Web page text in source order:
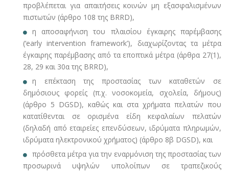
προβλέπεται για απαιτήσεις κοινών μη εξασφαλισμένων
πιστωτών (άρθρο 108 της BRRD),
η αποσαφήνιση του πλαισίου έγκαιρης παρέμβασης
(‘early intervention framework’), διαχωρίζοντας τα μέτρα
έγκαιρης παρέμβασης από τα εποπτικά μέτρα (άρθρα 27(1),
28, 29 και 30α της BRRD),
η επέκταση της προστασίας των καταθετών σε
δημόσιους φορείς (π.χ. νοσοκομεία, σχολεία, δήμους)
(άρθρο 5 DGSD), καθώς και στα χρήματα πελατών που
κατατίθενται σε ορισμένα είδη κεφαλαίων πελατών
(δηλαδή από εταιρείες επενδύσεων, ιδρύματα πληρωμών,
ιδρύματα ηλεκτρονικού χρήματος) (άρθρο 8β DGSD), και
πρόσθετα μέτρα για την εναρμόνιση της προστασίας των
προσωρινά υψηλών υπολοίπων σε τραπεζικούς